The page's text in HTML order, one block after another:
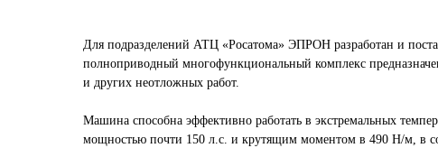
Для подразделений АТЦ «Росатома» ЭПРОН разработан и
полноприводный многофункциональный комплекс
и других неотложных работ.
Машина способна эффективно работать в экстремальных
мощностью почти 150 л.с. и крутящим моментом в 490 Н/м, в